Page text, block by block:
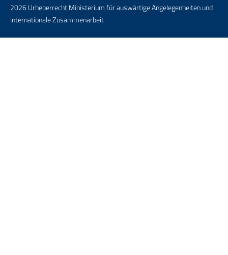
2026 Urheberrecht Ministerium für auswärtige Angelegenheiten und
internationale Zusammenarbeit